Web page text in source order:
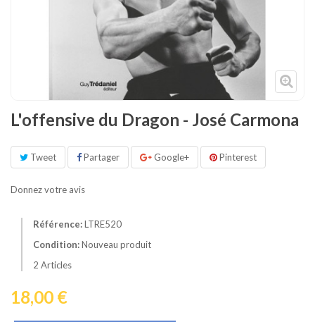
Décoration
L'offensive du Dragon - José Carmona
Tweet Partager Google+ Pinterest
Donnez votre avis
Référence:LTRE520
Condition:Nouveau produit
2 Articles
18,00 €